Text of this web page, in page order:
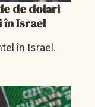
de dolari
Israel
în Israel.